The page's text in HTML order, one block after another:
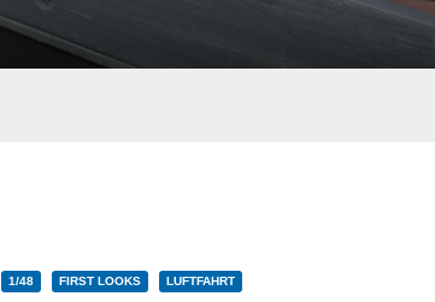
1/48 FIRST LOOKS LUFTFAHRT